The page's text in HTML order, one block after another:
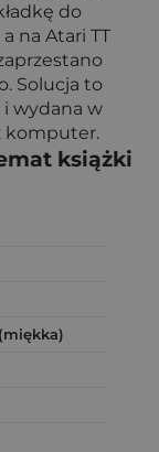
do
na Atari TT
Solucja to
wydana w
komputer.
książki